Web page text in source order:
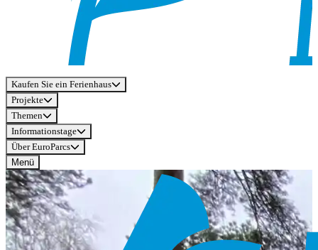
Kaufen Sie ein Ferienhaus
Projekte
Themen
Informationstage
Über EuroParcs
Menü